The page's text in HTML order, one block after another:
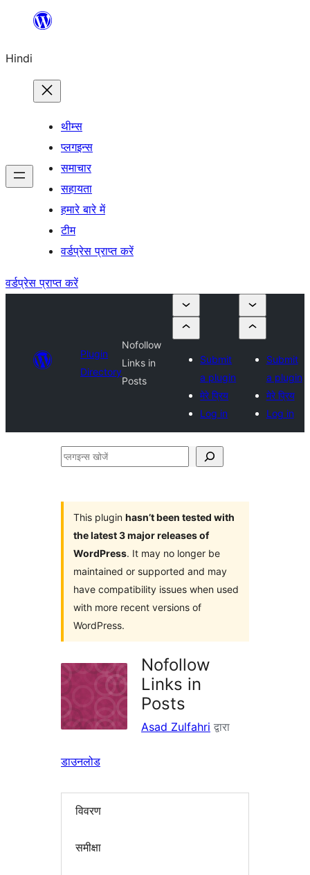
सामग्री
जाएं
Hindi
थीम्स
प्लगइन्स
समाचार
सहायता
हमारे बारे में
टीम
वर्डप्रेस प्राप्त करें
वर्डप्रेस प्राप्त करें
Plugin
Directory
Nofollow
Links in
Posts
Submit
a plugin
मेरे प्रिय
Log in
Submit
a plugin
मेरे प्रिय
Log in
प्लगइन्स
This plugin hasn’t been tested with
the latest 3 major releases of
WordPress. It may no longer be
maintained or supported and may
have compatibility issues when used
with more recent versions of
WordPress.
Nofollow
Links in
Posts
Asad Zulfahri द्वारा
डाउनलोड
विवरण
समीक्षा